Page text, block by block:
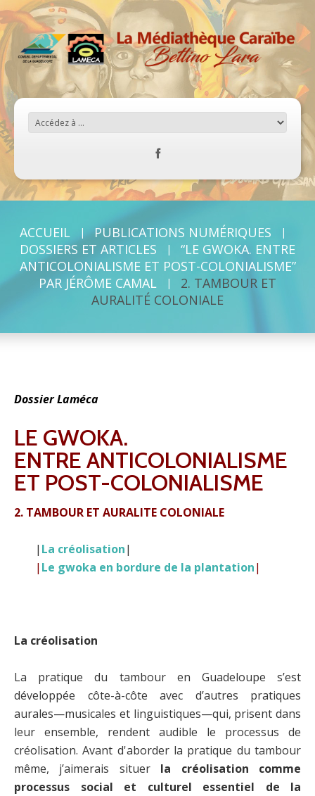
ACCUEIL
PUBLICATIONS NUMÉRIQUES
DOSSIERS ET ARTICLES
“LE GWOKA. ENTRE
ANTICOLONIALISME ET POST-COLONIALISME”
PAR JÉRÔME CAMAL
2. TAMBOUR ET
AURALITÉ COLONIALE
Dossier Laméca
LE GWOKA.
ENTRE ANTICOLONIALISME
ET POST-COLONIALISME
2. TAMBOUR ET AURALITE COLONIALE
| La créolisation|
| Le gwoka en bordure de la plantation|
La créolisation
La pratique du tambour en Guadeloupe s’est
développée côte-à-côte avec d’autres pratiques
aurales—musicales et linguistiques—qui, prisent dans
leur ensemble, rendent audible le processus de
créolisation. Avant d'aborder la pratique du tambour
même, j’aimerais situer la créolisation comme
processus social et culturel essentiel de la